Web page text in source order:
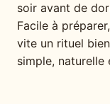
soir avant de
Facile à
vite un rituel
simple,